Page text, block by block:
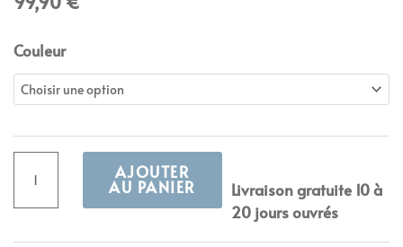
Couleur
quantité
Horloge
minimaliste
déco
grise
AJOUTER
AU PANIER
Livraison gratuite 10 à
20 jours ouvrés